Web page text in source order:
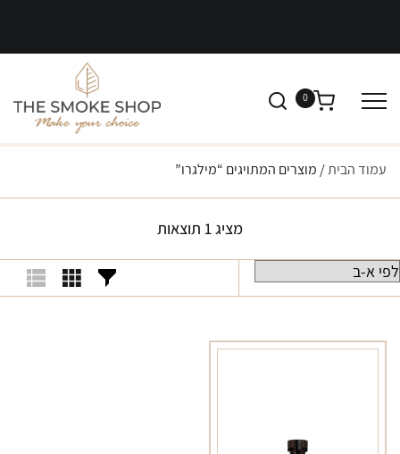
0
עמוד הבית/ מוצרים המתויגים “מילגרו”
מציג 1 תוצאות